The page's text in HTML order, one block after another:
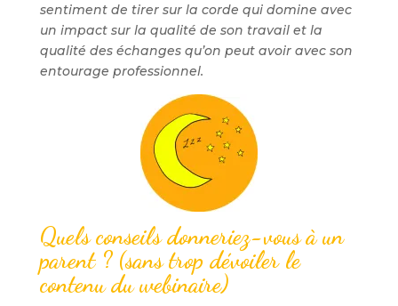
sentiment de tirer sur la corde qui domine avec
un impact sur la qualité de son travail et la
qualité des échanges qu’on peut avoir avec son
entourage professionnel.
Quels conseils donneriez-vous à un
parent ? (sans trop dévoiler le
contenu du webinaire)